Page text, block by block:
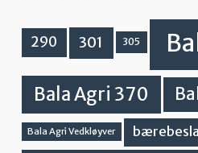
290 301 305
Bala Agri 370
Bala Agri Vedkløyver